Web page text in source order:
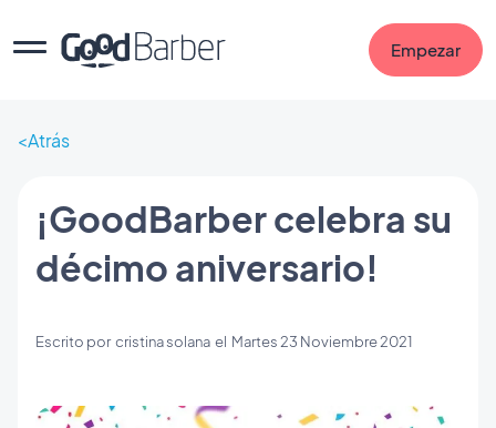
Empezar
Atrás
¡GoodBarber celebra su
décimo aniversario!
Escrito porcristina solana el Martes 23 Noviembre 2021